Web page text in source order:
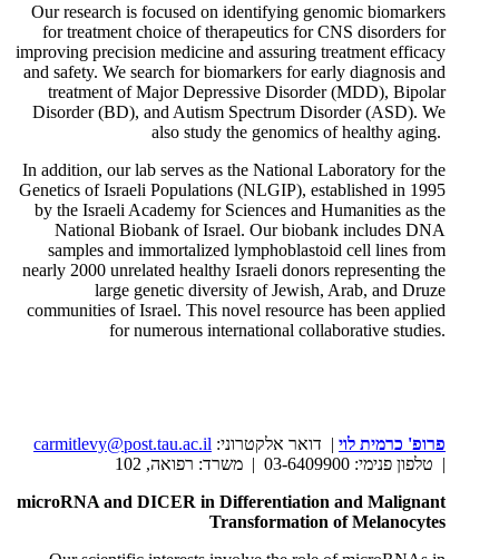
Our research is focused on identifying genomic biomarkers
for treatment choice of therapeutics for CNS disorders for
improving precision medicine and assuring treatment efficacy
and safety. We search for biomarkers for early diagnosis and
treatment of Major Depressive Disorder (MDD), Bipolar
Disorder (BD), and Autism Spectrum Disorder (ASD). We
also study the genomics of healthy aging.
In addition, our lab serves as the National Laboratory for the
Genetics of Israeli Populations (NLGIP), established in 1995
by the Israeli Academy for Sciences and Humanities as the
National Biobank of Israel. Our biobank includes DNA
samples and immortalized lymphoblastoid cell lines from
nearly 2000 unrelated healthy Israeli donors representing the
large genetic diversity of Jewish, Arab, and Druze
communities of Israel. This novel resource has been applied
for numerous international collaborative studies.
פרופ' כרמית לוי | דואר אלקטרוני: carmitlevy@post.tau.ac.il
| טלפון פנימי: 03-6409900 | משרד: רפואה, 102
microRNA and DICER in Differentiation and Malignant
Transformation of Melanocytes